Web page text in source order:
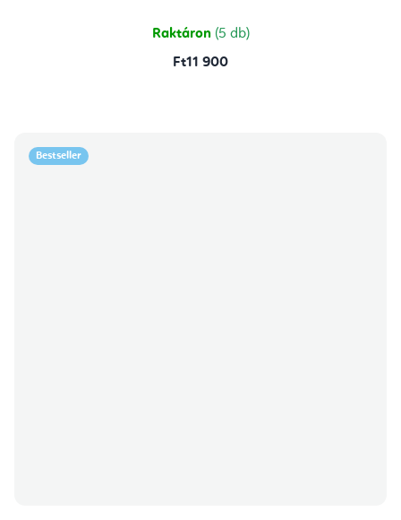
Raktáron (5 db)
Ft11 900
Bestseller